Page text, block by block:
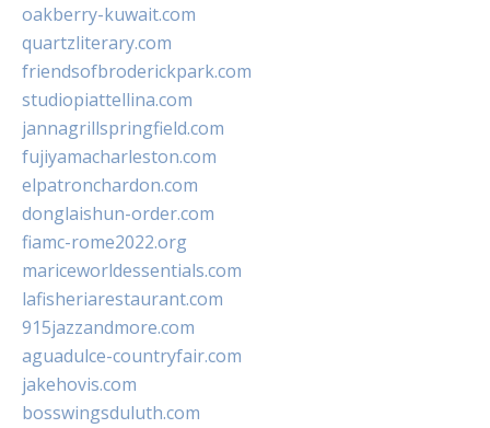
oakberry-kuwait.com
quartzliterary.com
friendsofbroderickpark.com
studiopiattellina.com
jannagrillspringfield.com
fujiyamacharleston.com
elpatronchardon.com
donglaishun-order.com
fiamc-rome2022.org
mariceworldessentials.com
lafisheriarestaurant.com
915jazzandmore.com
aguadulce-countryfair.com
jakehovis.com
bosswingsduluth.com